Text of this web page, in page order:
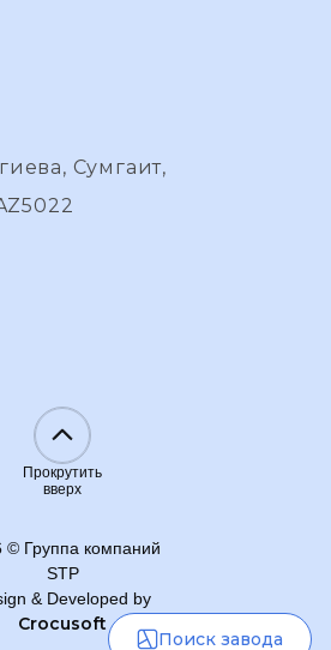
Поиск завода
Сумгаит,
Прокрутить
вверх
© Группа компаний
STP
& Developed by
Crocusoft